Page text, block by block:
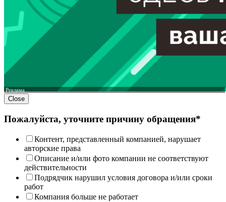
Реклама
Close
Пожалуйста, уточните причину обращения*
Контент, представленный компанией, нарушает
авторские права
Описание и/или фото компании не соответствуют
действительности
Подрядчик нарушил условия договора и/или сроки
работ
Компания больше не работает